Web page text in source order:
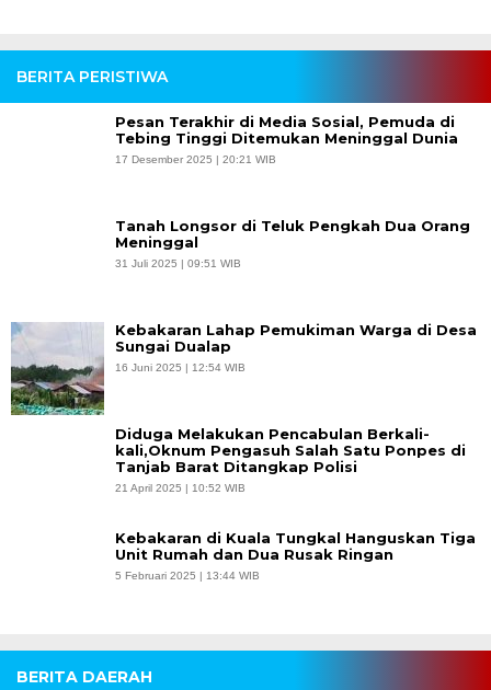
BERITA PERISTIWA
Pesan Terakhir di Media Sosial, Pemuda di
Tebing Tinggi Ditemukan Meninggal Dunia
17 Desember 2025 | 20:21 WIB
Tanah Longsor di Teluk Pengkah Dua Orang
Meninggal
31 Juli 2025 | 09:51 WIB
Kebakaran Lahap Pemukiman Warga di Desa
Sungai Dualap
16 Juni 2025 | 12:54 WIB
Diduga Melakukan Pencabulan Berkali-
kali,Oknum Pengasuh Salah Satu Ponpes di
Tanjab Barat Ditangkap Polisi
21 April 2025 | 10:52 WIB
Kebakaran di Kuala Tungkal Hanguskan Tiga
Unit Rumah dan Dua Rusak Ringan
5 Februari 2025 | 13:44 WIB
BERITA DAERAH